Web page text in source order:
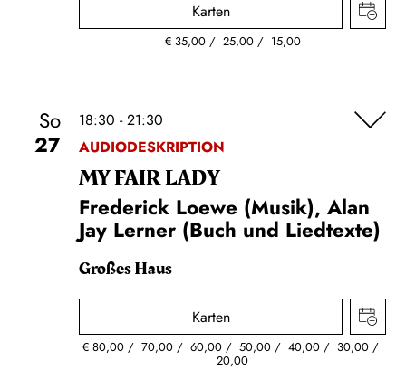
Karten
€ 35,00 25,00 15,00
So
27
18:30 - 21:30
AUDIODESKRIPTION
MY FAIR LADY
Frederick Loewe (Musik), Alan
Jay Lerner (Buch und Liedtexte)
Großes Haus
Karten
€80,00 70,00 60,00 50,00 40,00 30,00
20,00